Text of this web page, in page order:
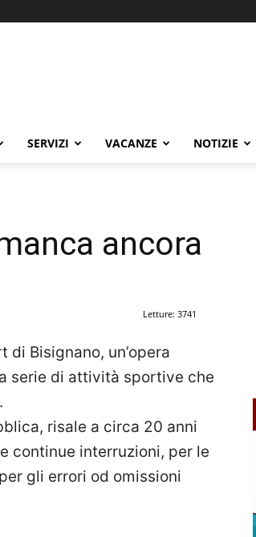
SERVIZI VACANZE NOTIZIE
ancora
Letture: 3741
di Bisignano, un’opera
serie di attività sportive che
risale a circa 20 anni
continue interruzioni, per le
gli errori od omissioni